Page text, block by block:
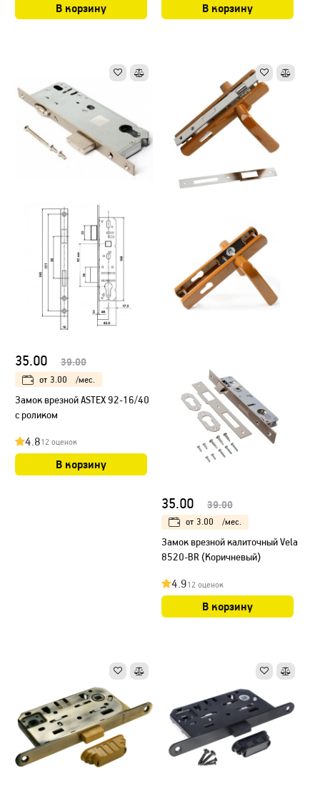
В корзину В корзину
35.00 39.00
от 3.00 /мес.
Замок врезной ASTEX 92-16/40
с роликом
4.812 оценок
В корзину
35.00 39.00
от 3.00 /мес.
Замок врезной калиточный Vela
8520-BR (Коричневый)
4.912 оценок
В корзину